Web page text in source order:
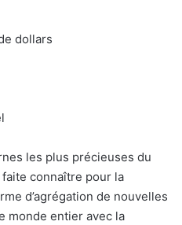
dollars
les plus précieuses du
faite connaître pour la
d’agrégation de nouvelles
monde entier avec la